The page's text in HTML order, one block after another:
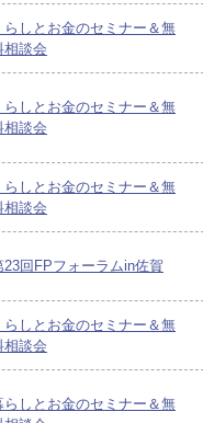
らしとお金のセミナー＆無
相談会
らしとお金のセミナー＆無
相談会
らしとお金のセミナー＆無
相談会
23回FPフォーラムin佐賀
らしとお金のセミナー＆無
相談会
らしとお金のセミナー＆無